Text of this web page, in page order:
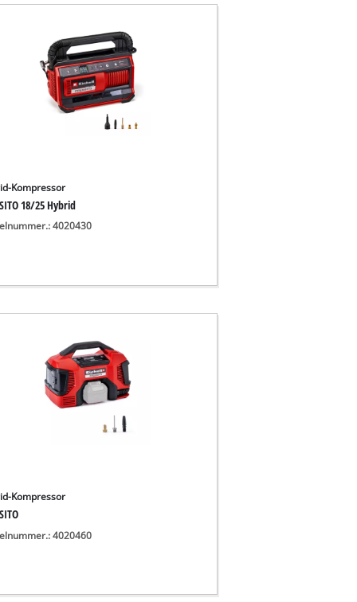
Kompressor
18/25 Hybrid
4020430
Kompressor
4020460